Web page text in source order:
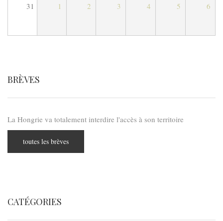
31 1 2 3 4 5 6
BRÈVES
La Hongrie va totalement interdire l'accès à son territoire
toutes les brèves
CATÉGORIES